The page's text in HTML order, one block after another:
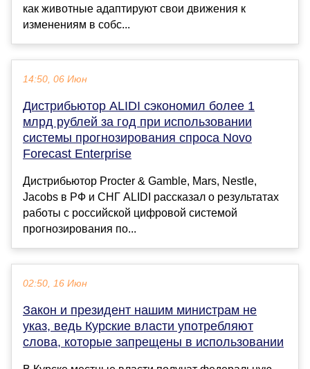
как животные адаптируют свои движения к
изменениям в собс...
14:50, 06 Июн
Дистрибьютор ALIDI сэкономил более 1
млрд рублей за год при использовании
системы прогнозирования спроса Novo
Forecast Enterprise
Дистрибьютор Procter & Gamble, Mars, Nestle,
Jacobs в РФ и СНГ ALIDI рассказал о результатах
работы с российской цифровой системой
прогнозирования по...
02:50, 16 Июн
Закон и президент нашим министрам не
указ, ведь Курские власти употребляют
слова, которые запрещены в использовании